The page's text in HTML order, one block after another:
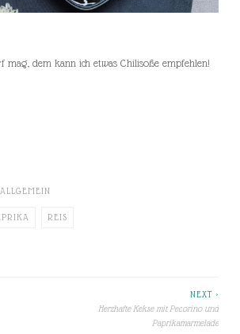
mag, dem kann ich etwas Chilisoße empfehlen!
ALLGEMEIN
REIS
NEXT >
Herzhafte Kekse mit Pecorino und
Paprikamarmelade